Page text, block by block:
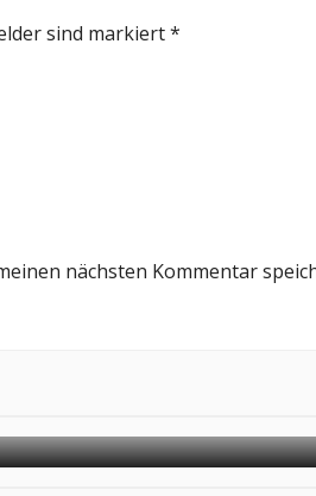
sind markiert *
nächsten Kommentar